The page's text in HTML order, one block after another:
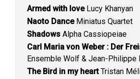
Armed with loveLucy Khanyan
Naoto DanceMiniatus Quartet
Shadows Alpha Cassiopeiae
Carl Maria von Weber : Der
Ensemble Wolf & Jean-Philippe
The Bird in my heartTristan